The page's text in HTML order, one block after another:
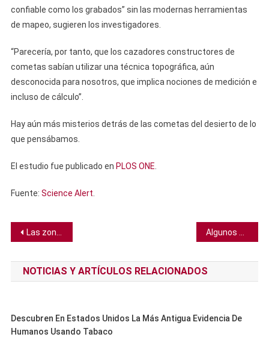
confiable como los grabados” sin las modernas herramientas
de mapeo, sugieren los investigadores.
“Parecería, por tanto, que los cazadores constructores de
cometas sabían utilizar una técnica topográfica, aún
desconocida para nosotros, que implica nociones de medición e
incluso de cálculo”.
Hay aún más misterios detrás de las cometas del desierto de lo
que pensábamos.
El estudio fue publicado en PLOS ONE
Fuente: Science Alert
Navegación
de
entradas
Las zonas verdes no disminuyen el tiempo que las personas pasan en sus celulares
NOTICIAS Y ARTÍCULOS RELACIONADOS
Descubren En Estados Unidos La Más Antigua Evidencia De
Humanos Usando Tabaco